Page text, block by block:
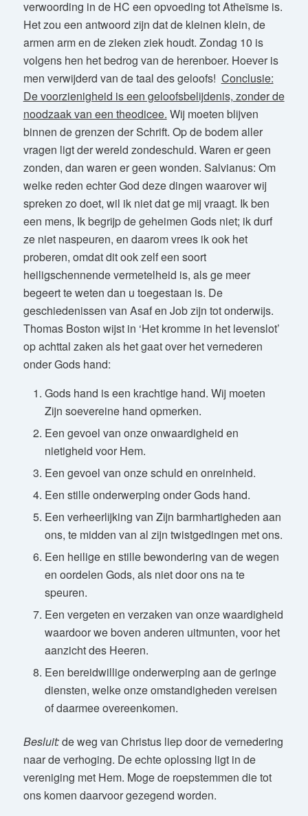
verwoording in de HC een opvoeding tot Atheïsme is.
Het zou een antwoord zijn dat de kleinen klein, de
armen arm en de zieken ziek houdt. Zondag 10 is
volgens hen het bedrog van de herenboer. Hoever is
men verwijderd van de taal des geloofs! Conclusie:
De voorzienigheid is een geloofsbelijdenis, zonder de
noodzaak van een theodicee. Wij moeten blijven
binnen de grenzen der Schrift. Op de bodem aller
vragen ligt der wereld zondeschuld. Waren er geen
zonden, dan waren er geen wonden. Salvianus: Om
welke reden echter God deze dingen waarover wij
spreken zo doet, wil ik niet dat ge mij vraagt. Ik ben
een mens, Ik begrijp de geheimen Gods niet; ik durf
ze niet naspeuren, en daarom vrees ik ook het
proberen, omdat dit ook zelf een soort
heiligschennende vermetelheid is, als ge meer
begeert te weten dan u toegestaan is. De
geschiedenissen van Asaf en Job zijn tot onderwijs.
Thomas Boston wijst in ‘Het kromme in het levenslot’
op achttal zaken als het gaat over het vernederen
onder Gods hand:
Gods hand is een krachtige hand. Wij moeten
Zijn soevereine hand opmerken.
Een gevoel van onze onwaardigheid en
nietigheid voor Hem.
Een gevoel van onze schuld en onreinheid.
Een stille onderwerping onder Gods hand.
Een verheerlijking van Zijn barmhartigheden aan
ons, te midden van al zijn twistgedingen met ons.
Een heilige en stille bewondering van de wegen
en oordelen Gods, als niet door ons na te
speuren.
Een vergeten en verzaken van onze waardigheid
waardoor we boven anderen uitmunten, voor het
aanzicht des Heeren.
Een bereidwillige onderwerping aan de geringe
diensten, welke onze omstandigheden vereisen
of daarmee overeenkomen.
Besluit:de weg van Christus liep door de vernedering
naar de verhoging. De echte oplossing ligt in de
vereniging met Hem. Moge de roepstemmen die tot
ons komen daarvoor gezegend worden.